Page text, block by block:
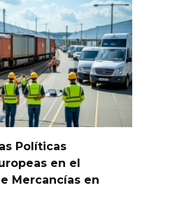
Políticas
en el
Mercancías en